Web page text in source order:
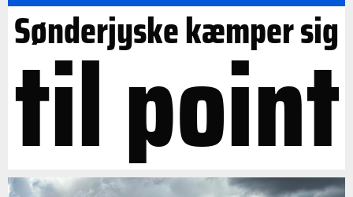
Sønderjyske kæmper sig
til point